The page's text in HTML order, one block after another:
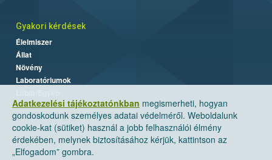
Adatkezelési tájékoztatónkban megismerheti, hogyan
gondoskodunk személyes adatai védelméről. Weboldalunk
cookie-kat (sütiket) használ a jobb felhasználói élmény
érdekében, melynek biztosításához kérjük, kattintson az
„Elfogadom” gombra.
Gyakori kérdések
Élelmiszer
Állat
Növény
Laboratóriumok